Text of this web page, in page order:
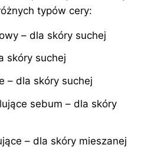
typów cery:
– dla skóry suchej
skóry suchej
– dla skóry suchej
sebum – dla skóry
– dla skóry mieszanej